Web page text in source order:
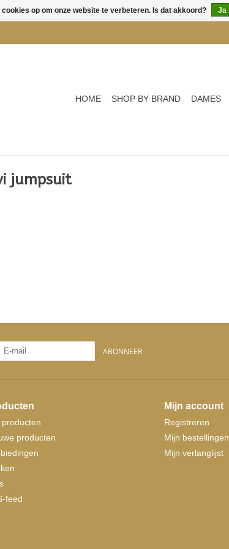
HOME SHOP BY BRAND DAMES
jumpsuit
ABONNEER
producten
feed
Mijn account
Registreren
Mijn bestellingen
Mijn verlanglijst
cookies op om onze website te verbeteren. Is dat akkoord? Ja